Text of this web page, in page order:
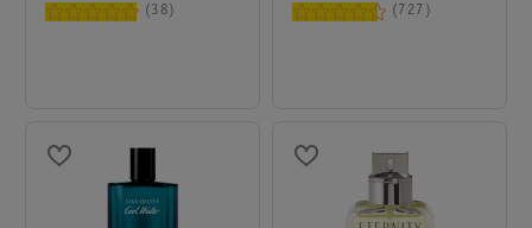
38 727